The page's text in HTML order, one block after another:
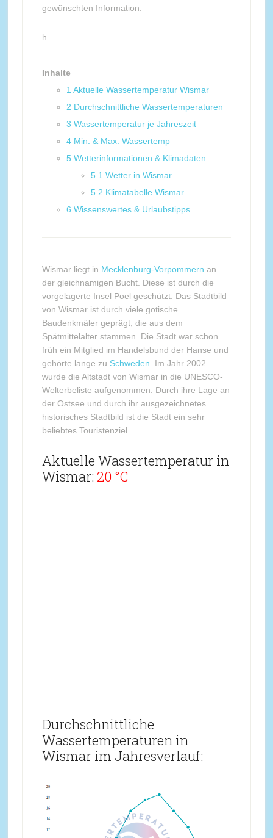
gewünschten Information:
h
Inhalte
1 Aktuelle Wassertemperatur Wismar
2 Durchschnittliche Wassertemperaturen
3 Wassertemperatur je Jahreszeit
4 Min. & Max. Wassertemp
5 Wetterinformationen & Klimadaten
5.1 Wetter in Wismar
5.2 Klimatabelle Wismar
6 Wissenswertes & Urlaubstipps
Wismar liegt in Mecklenburg-Vorpommern an
der gleichnamigen Bucht. Diese ist durch die
vorgelagerte Insel Poel geschützt. Das Stadtbild
von Wismar ist durch viele gotische
Baudenkmäler geprägt, die aus dem
Spätmittelalter stammen. Die Stadt war schon
früh ein Mitglied im Handelsbund der Hanse und
gehörte lange zu Schweden . Im Jahr 2002
wurde die Altstadt von Wismar in die UNESCO-
Welterbeliste aufgenommen. Durch ihre Lage an
der Ostsee und durch ihr ausgezeichnetes
historisches Stadtbild ist die Stadt ein sehr
beliebtes Touristenziel.
Aktuelle Wassertemperatur in
Wismar: 20 °C
Durchschnittliche
Wassertemperaturen in
Wismar im Jahresverlauf: